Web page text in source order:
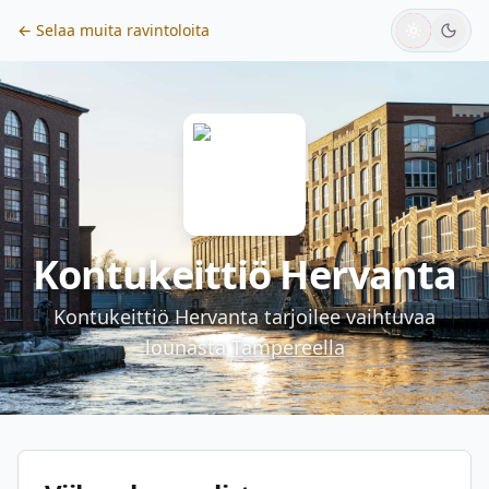
← Selaa muita ravintoloita
Kontukeittiö Hervanta
Kontukeittiö Hervantatarjoilee vaihtuvaa
lounasta Tampereella